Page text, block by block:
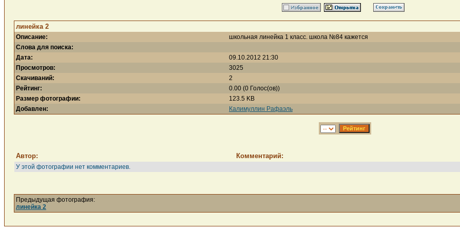
линейка 2
Описание:
школьная линейка 1 класс. школа №84 кажется
Слова для поиска:
Дата:
09.10.2012 21:30
Просмотров:
3025
Скачиваний:
2
Рейтинг:
0.00 (0 Голос(ов))
Размер фотографии:
123.5 KB
Добавлен:
Калимуллин Рафаэль
Автор: Комментарий:
У этой фотографии нет комментариев.
Предыдущая фотография:
линейка 2